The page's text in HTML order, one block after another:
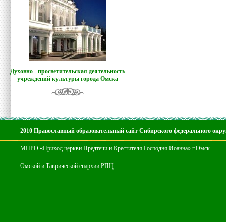
Духовно - просветительская деятельность
учреждений культуры города Омска
2010 Православный образовательный сайт Сибирского федерального
МПРО «Приход церкви Предтечи и Крестителя Господня Иоанна» г.Омск
Омской и Таврической епархии РПЦ